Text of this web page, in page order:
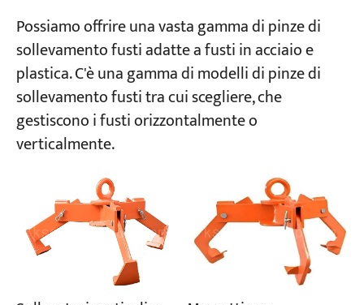
Possiamo offrire una vasta gamma di pinze di
sollevamento fusti adatte a fusti in acciaio e
plastica. C'è una gamma di modelli di pinze di
sollevamento fusti tra cui scegliere, che
gestiscono i fusti orizzontalmente o
verticalmente.